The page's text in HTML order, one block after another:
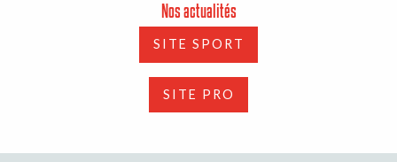
Nos actualités
SITE SPORT
SITE PRO